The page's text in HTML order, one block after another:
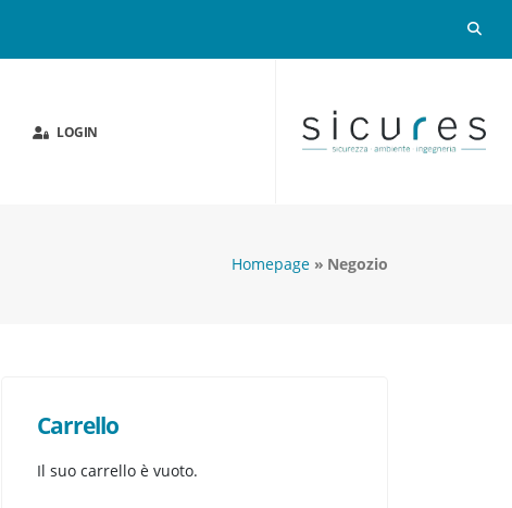
LOGIN
Homepage Negozio
Carrello
Il suo carrello è vuoto.